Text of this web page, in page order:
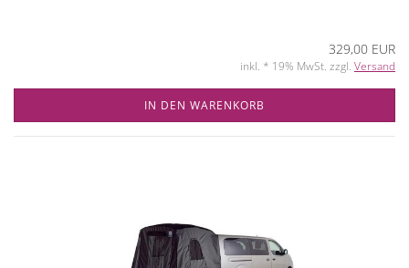
329,00 EUR
inkl. * 19% MwSt. zzgl. Versand
IN DEN WARENKORB